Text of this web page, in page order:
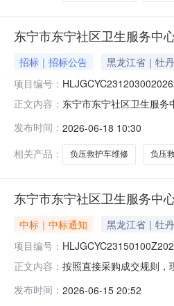
东宁市东宁社区卫生服务中
招标｜招标公告 黑龙江省｜牡
项目编号：
正文内容： 东宁市东宁社区卫生服
合《中华人民共和国政府
参与异议处理项：如有异
发布时间： 2026-06-18 10:30
相关产品：
负压救护车维修 负压
东宁市东宁社区卫生服务中
中标｜中标通知 黑龙江省｜牡
项目编号：
正文内容： 按照直接采购成交规则
公告日期成交金额优惠
发布时间： 2026-06-15 20:52